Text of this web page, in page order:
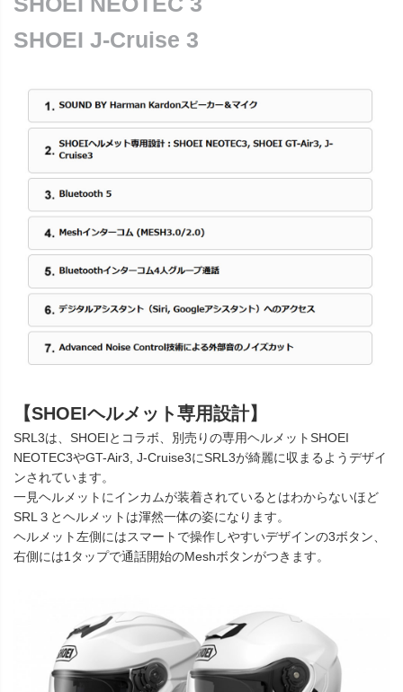
SHOEI J-Cruise 3
【SHOEIヘルメット専用設計】
SRL3は、SHOEIとコラボ、別売りの専用ヘルメットSHOEI
NEOTEC3やGT-Air3, J-Cruise3にSRL3が綺麗に収まるようデザイ
ンされています。
一見ヘルメットにインカムが装着されているとはわからないほど
SRL３とヘルメットは渾然一体の姿になります。
ヘルメット左側にはスマートで操作しやすいデザインの3ボタン、
右側には1タップで通話開始のMeshボタンがつきます。